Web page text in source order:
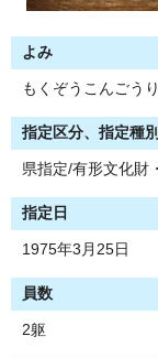
よみ
もくぞうこんごう
指定区分、指定種別
県指定/有形文化財
指定日
1975年3月25日
員数
2躯